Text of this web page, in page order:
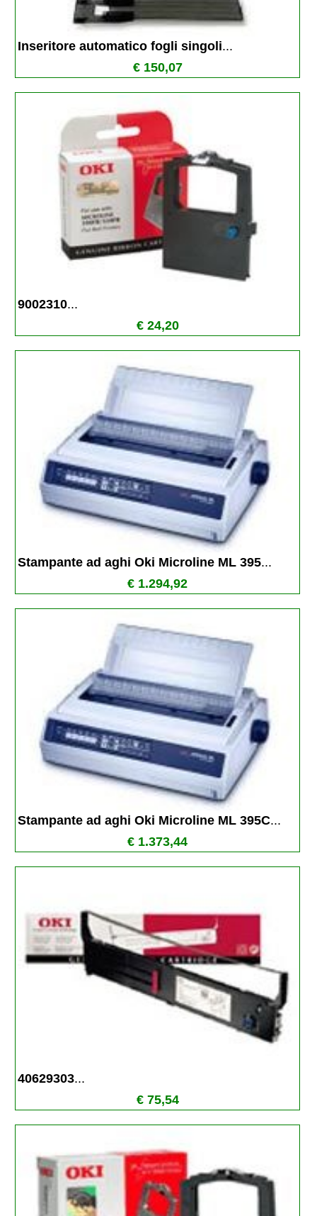
Inseritore automatico fogli singoli...
€ 150,07
9002310...
€ 24,20
Stampante ad aghi Oki Microline ML 395...
€ 1.294,92
Stampante ad aghi Oki Microline ML 395C...
€ 1.373,44
40629303...
€ 75,54